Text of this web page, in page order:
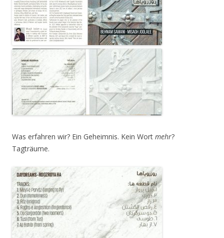
Was erfahren wir? Ein Geheimnis. Kein Wort mehr?
Tagträume.